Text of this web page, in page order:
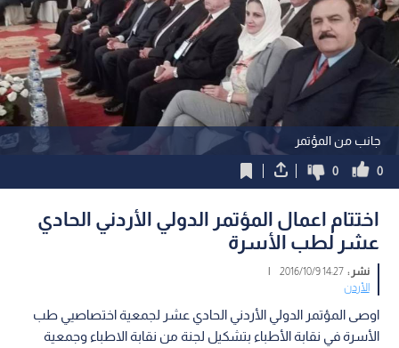
جانب من المؤتمر
0
0
اختتام اعمال المؤتمر الدولي ا­لأردني الحادي
عشر لطب الأسر­ة
نشر :14:27 2016/10/9
|
الأردن
اوصى المؤتمر الدولي الأردني الحادي عشر لجمعية اختصاصيي طب
الأسرة في نقابة الأطباء بتشكيل لجنة من نقابة الاطباء وجمعية